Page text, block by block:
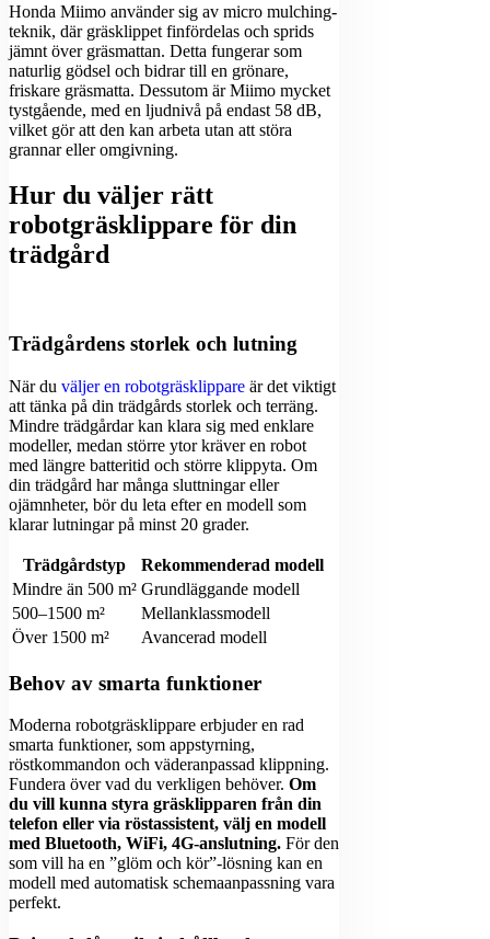
Honda Miimo använder sig av micro mulching-
teknik, där gräsklippet finfördelas och sprids
jämnt över gräsmattan. Detta fungerar som
naturlig gödsel och bidrar till en grönare,
friskare gräsmatta. Dessutom är Miimo mycket
tystgående, med en ljudnivå på endast 58 dB,
vilket gör att den kan arbeta utan att störa
grannar eller omgivning.
Hur du väljer rätt
robotgräsklippare för din
trädgård
Trädgårdens storlek och lutning
När du väljer en robotgräsklippare är det viktigt
att tänka på din trädgårds storlek och terräng.
Mindre trädgårdar kan klara sig med enklare
modeller, medan större ytor kräver en robot
med längre batteritid och större klippyta. Om
din trädgård har många sluttningar eller
ojämnheter, bör du leta efter en modell som
klarar lutningar på minst 20 grader.
Trädgårdstyp
Rekommenderad modell
Mindre än 500 m² Grundläggande modell
500–1500 m²
Mellanklassmodell
Över 1500 m²
Avancerad modell
Behov av smarta funktioner
Moderna robotgräsklippare erbjuder en rad
smarta funktioner, som appstyrning,
röstkommandon och väderanpassad klippning.
Fundera över vad du verkligen behöver. Om
du vill kunna styra gräsklipparen från din
telefon eller via röstassistent, välj en modell
med Bluetooth, WiFi, 4G-anslutning. För den
som vill ha en ”glöm och kör”-lösning kan en
modell med automatisk schemaanpassning vara
perfekt.